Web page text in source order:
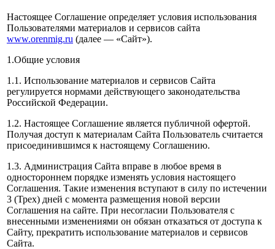
Настоящее Соглашение определяет условия использования
Пользователями материалов и сервисов сайта
www.orenmig.ru (далее — «Сайт»).
1.Общие условия
1.1. Использование материалов и сервисов Сайта
регулируется нормами действующего законодательства
Российской Федерации.
1.2. Настоящее Соглашение является публичной офертой.
Получая доступ к материалам Сайта Пользователь считается
присоединившимся к настоящему Соглашению.
1.3. Администрация Сайта вправе в любое время в
одностороннем порядке изменять условия настоящего
Соглашения. Такие изменения вступают в силу по истечении
3 (Трех) дней с момента размещения новой версии
Соглашения на сайте. При несогласии Пользователя с
внесенными изменениями он обязан отказаться от доступа к
Сайту, прекратить использование материалов и сервисов
Сайта.